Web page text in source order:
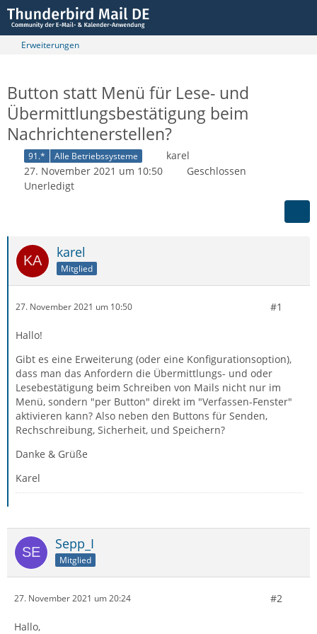
Erweiterungen
Button statt Menü für Lese- und
Übermittlungsbestätigung beim
Nachrichtenerstellen?
91.* Alle Betriebssysteme
karel
27. November 2021 um 10:50
Geschlossen
Unerledigt
karel
Mitglied
27. November 2021 um 10:50 #1
Hallo!
Gibt es eine Erweiterung (oder eine Konfigurationsoption),
dass man das Anfordern die Übermittlungs- und oder
Lesebestätigung beim Schreiben von Mails nicht nur im
Menü, sondern "per Button" direkt im "Verfassen-Fenster"
aktivieren kann? Also neben den Buttons für Senden,
Rechschreibung, Sicherheit, und Speichern?
Danke & Grüße
Karel
Sepp_I
Mitglied
27. November 2021 um 20:24 #2
Hallo,